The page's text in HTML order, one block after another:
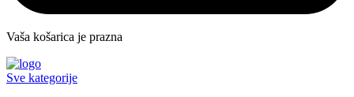
Vaša košarica je prazna
Sve kategorije